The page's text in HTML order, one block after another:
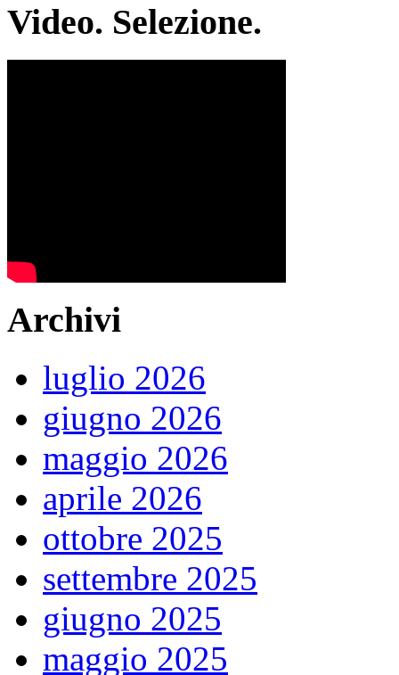
Video. Selezione.
Archivi
luglio 2026
giugno 2026
maggio 2026
aprile 2026
ottobre 2025
settembre 2025
giugno 2025
maggio 2025